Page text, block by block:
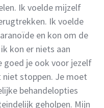
Ik voelde mijzelf
Ik voelde
en kon om de
kon er niets aan
je ook voor jezelf
stoppen. Je moet
behandelopties
geholpen. Mijn